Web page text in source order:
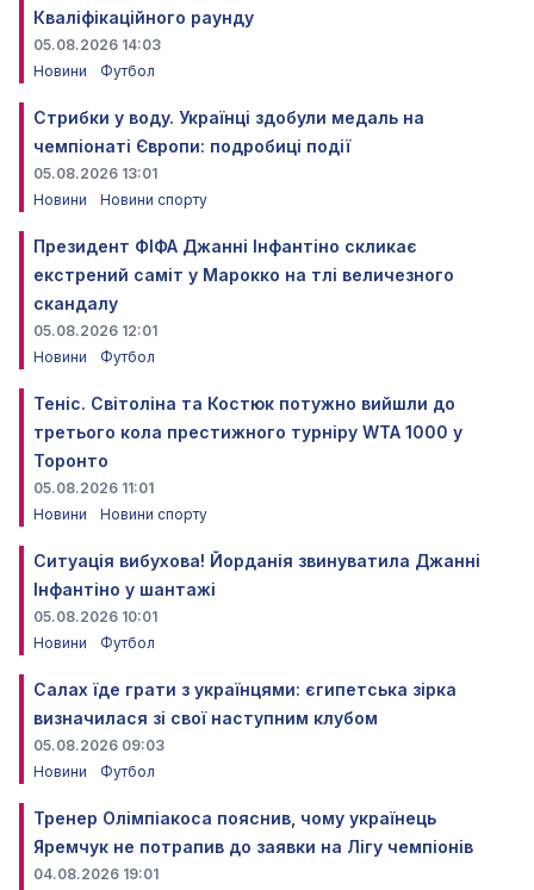
Кваліфікаційного раунду
05.08.2026 14:03
Новини
Футбол
Стрибки у воду. Українці здобули медаль на
чемпіонаті Європи: подробиці події
05.08.2026 13:01
Новини
Новини спорту
Президент ФІФА Джанні Інфантіно скликає
екстрений саміт у Марокко на тлі величезного
скандалу
05.08.2026 12:01
Новини
Футбол
Теніс. Світоліна та Костюк потужно вийшли до
третього кола престижного турніру WTA 1000 у
Торонто
05.08.2026 11:01
Новини
Новини спорту
Ситуація вибухова! Йорданія звинуватила Джанні
Інфантіно у шантажі
05.08.2026 10:01
Новини
Футбол
Салах їде грати з українцями: єгипетська зірка
визначилася зі свої наступним клубом
05.08.2026 09:03
Новини
Футбол
Тренер Олімпіакоса пояснив, чому українець
Яремчук не потрапив до заявки на Лігу чемпіонів
04.08.2026 19:01